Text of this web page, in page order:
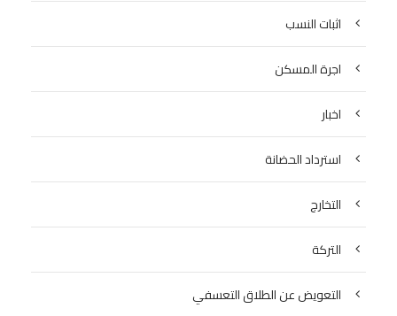
اثبات النسب
اجرة المسكن
اخبار
استرداد الحضانة
التخارج
التركة
التعويض عن الطلاق التعسفي